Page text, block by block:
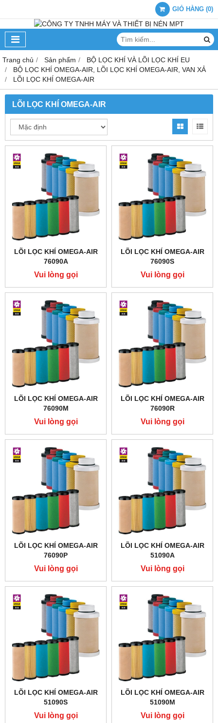
GIỎ HÀNG (0)
Trang chủ Sản phẩm
BỘ LỌC KHÍ VÀ LÕI LỌC KHÍ EU
BỘ LỌC KHÍ OMEGA-AIR, LÕI LỌC KHÍ OMEGA-AIR, VAN XẢ
LÕI LỌC KHÍ OMEGA-AIR
LÕI LỌC KHÍ OMEGA-AIR
LÕI LỌC KHÍ OMEGA-AIR
76090A
Vui lòng gọi
LÕI LỌC KHÍ OMEGA-AIR
76090S
Vui lòng gọi
LÕI LỌC KHÍ OMEGA-AIR
76090M
Vui lòng gọi
LÕI LỌC KHÍ OMEGA-AIR
76090R
Vui lòng gọi
LÕI LỌC KHÍ OMEGA-AIR
76090P
Vui lòng gọi
LÕI LỌC KHÍ OMEGA-AIR
51090A
Vui lòng gọi
LÕI LỌC KHÍ OMEGA-AIR
51090S
Vui lòng gọi
LÕI LỌC KHÍ OMEGA-AIR
51090M
Vui lòng gọi